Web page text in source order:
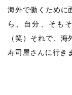
海外で働くために
ら、自分、そも
（笑）それで、
寿司屋さんに行き